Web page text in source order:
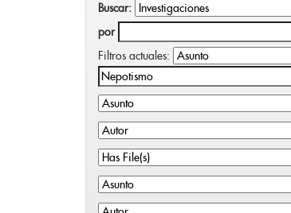
Buscar:
por
Filtros actuales: